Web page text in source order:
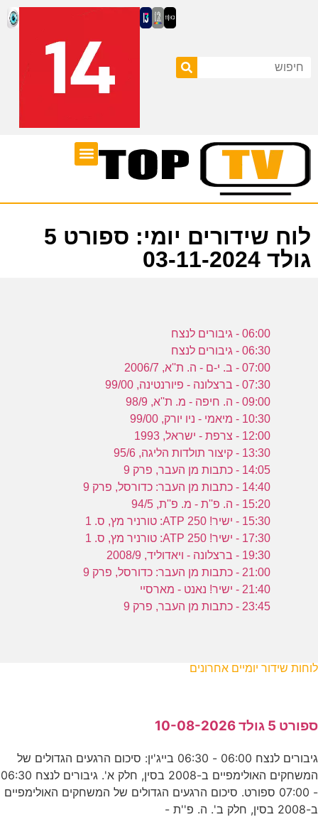
לוח שידורים יומי: ספורט 5
גולד 03-11-2024
06:00 - גיבורים לנצח
06:30 - גיבורים לנצח
07:00 - ב. י-ם - ה. ת''א, 2006/7
07:30 - ברצלונה - פיורנטינה, 99/00
09:00 - ה. חיפה - מ. ת''א, 98/9
10:30 - מיאמי - ניו יורק, 99/00
12:00 - צרפת - ישראל, 1993
13:30 - קיצור תולדות הליגה, 95/6
14:05 - כתבות מן העבר, פרק 9
14:40 - כתבות מן העבר: כדורסל, פרק 9
15:20 - ה. פ''ת - מ. פ''ת, 94/5
15:30 - ישיר! ATP 250: טורניר מץ, ס. 1
17:30 - ישיר! ATP 250: טורניר מץ, ס. 1
19:30 - ברצלונה - ויאדוליד, 2008/9
21:00 - כתבות מן העבר: כדורסל, פרק 9
21:40 - ישיר! נאנט - מארסיי
23:45 - כתבות מן העבר, פרק 9
לוחות שידור יומיים אחרונים
ספורט 5 גולד 10-08-2026
גיבורים לנצח 06:00 - 06:30 בייג'ין: סיכום הרגעים הגדולים של
המשחקים האולימפיים ב-2008 בסין, חלק א'. גיבורים לנצח 06:30
- 07:00 ספורט. סיכום הרגעים הגדולים של המשחקים האולימפיים
ב-2008 בסין, חלק ב'. ה. פ''ת -